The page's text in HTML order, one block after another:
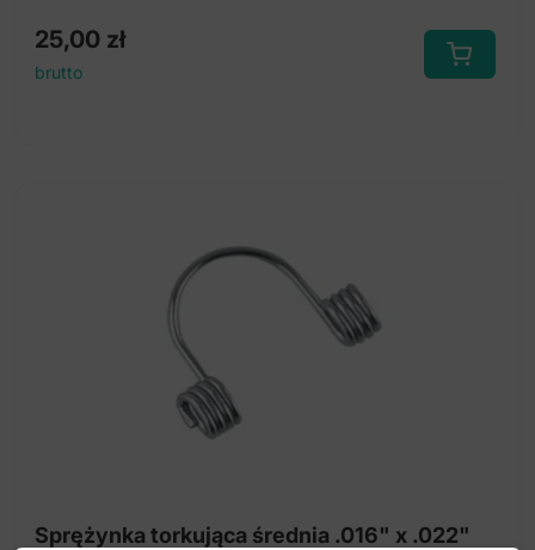
25,00 zł
brutto
Sprężynka torkująca średnia .016" x .022"